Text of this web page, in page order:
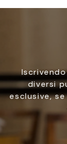
diversi
esclusive,